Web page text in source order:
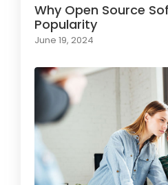
Why Open Source
Popularity
June 19, 2024